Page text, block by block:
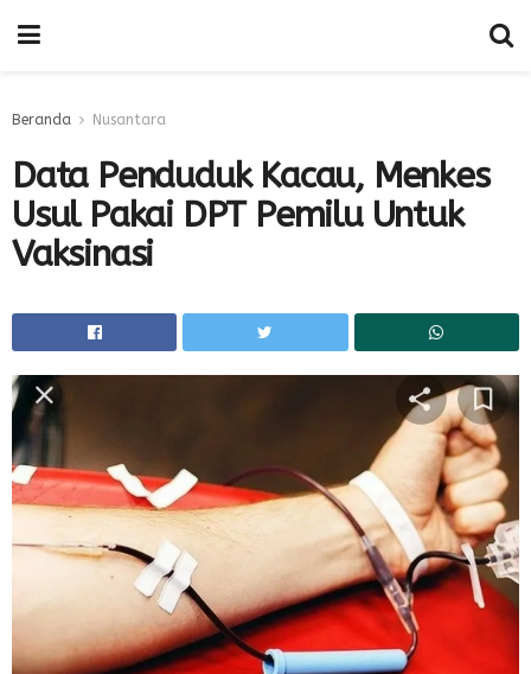
Beranda Nusantara
Data Penduduk Kacau, Menkes
Usul Pakai DPT Pemilu Untuk
Vaksinasi